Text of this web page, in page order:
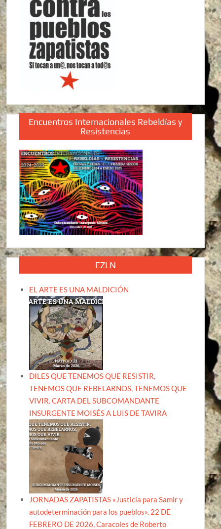
Encuentros Internacionales Rebeldías y
Resistencias
EZLN
EL ARTE ES UNA MALDICIÓN
DILES QUE TENEMOS QUE RESISTIR,
TENEMOS QUE REBELARNOS, TENEMOS QUE
VIVIR. CARTA DEL SUBCOMANDANTE
INSURGENTE MOISÉS A LUIS DE TAVIRA
JORNADAS ZAPATISTAS «Justicia para Samir y
autodeterminación para los pueblos». 22 DE
FEBRERO DE 2026, Caracoles de Roberto